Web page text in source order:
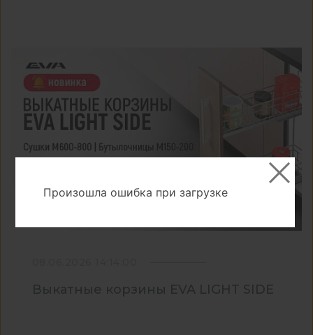
Выкатные корзины EVA LIGHT SIDE
Произошла ошибка при загрузке